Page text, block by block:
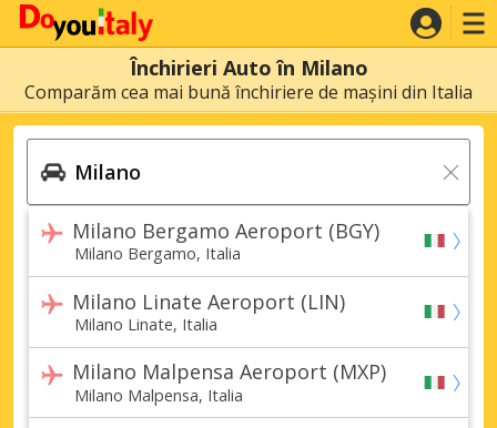
Închirieri Auto în Milano
Comparăm cea mai bună închiriere de mașini din Italia
Milano Bergamo Aeroport (BGY)
Milano Bergamo, Italia
Milano Linate Aeroport (LIN)
Milano Linate, Italia
Milano Malpensa Aeroport (MXP)
Milano Malpensa, Italia